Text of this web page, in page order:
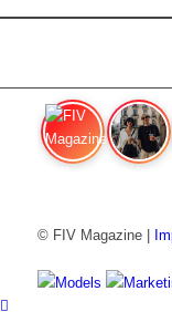
© FIV Magazine |
Models